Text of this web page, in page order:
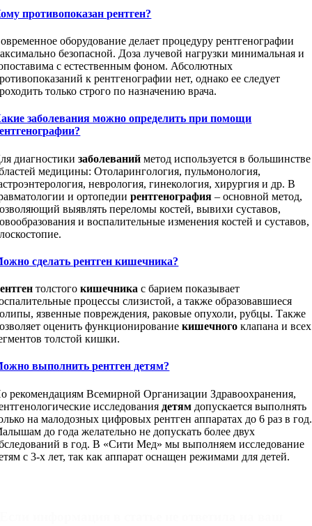
противопоказан рентген?
оборудование делает процедуру рентгенографии
безопасной. Доза лучевой нагрузки минимальная и
с естественным фоном. Абсолютных
к рентгенографии нет, однако ее следует
только строго по назначению врача.
заболевания можно определить при помощи
диагностикизаболеваний метод используется в большинстве
медицины: Отоларингология, пульмонология,
неврология, гинекология, хирургия и др. В
и ортопедиирентгенография – основной метод,
выявлять переломы костей, вывихи суставов,
и воспалительные изменения костей и суставов,
сделать рентген кишечника?
толстогокишечника с барием показывает
процессы слизистой, а также образовавшиеся
язвенные повреждения, раковые опухоли, рубцы. Также
оценить функционированиекишечного клапана и всех
толстой кишки.
выполнить рентген детям?
рекомендациям Всемирной Организации Здравоохранения,
исследования детям допускается выполнять
на малодозных цифровых рентген аппаратах до 6 раз в год.
до года желательно не допускать более двух
в год. В «Сити Мед» мы выполняем исследование
с 3-х лет, так как аппарат оснащен режимами для детей.